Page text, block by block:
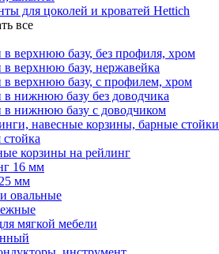
для цоколей и кроватей Hettich
все
верхнюю базу, без профиля, хром
верхнюю базу, нержавейка
верхнюю базу, с профилем, хром
нижнюю базу без доводчика
нижнюю базу с доводчиком
навесные корзины, барные стойки
стойка
корзины на рейлинг
16 мм
мм
овальные
мягкой мебели